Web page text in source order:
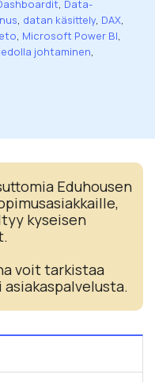
, Data-
, datan käsittely, DAX,
, Microsoft Power BI,
johtaminen,
Eduhousen
kyseisen
voit tarkistaa